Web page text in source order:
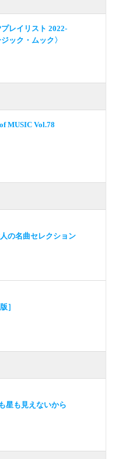
レイリスト 2022-
ック・ムック〉
MUSIC Vol.78
の名曲セレクション
］
星も見えないから